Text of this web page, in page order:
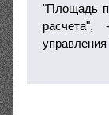
"Площадь